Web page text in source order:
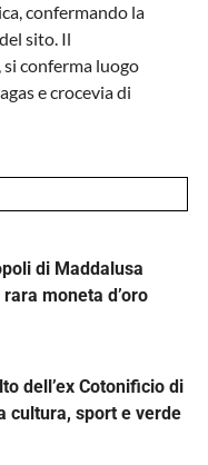
confermando la
sito. Il
conferma luogo
e crocevia di
di Maddalusa
moneta d’oro
dell’ex Cotonificio di
cultura, sport e verde